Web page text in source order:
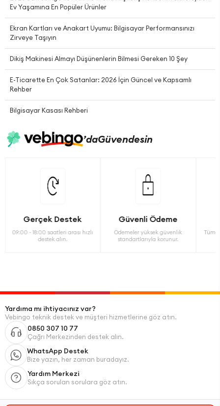
Ev Yaşamına En Popüler Ürünler
Ekran Kartları ve Anakart Uyumu: Bilgisayar Performansınızı
Zirveye Taşıyın
Dikiş Makinesi Almayı Düşünenlerin Bilmesi Gereken 10 Şey
E-Ticarette En Çok Satanlar: 2026 İçin Güncel ve Kapsamlı
Rehber
Bilgisayar Kasası Rehberi
’daGüvendesin
Gerçek Destek
09:00 - 18:00 saatleri arası hızlı
destek alın.
Güvenli Ödeme
Ödemeler yüksek güvenlik
standartlarıyla korunur.
Tüm
Yardıma mı ihtiyacınız var?
Vebingo teknik destek ve müşteri hizmetlerine göz atın.
0850 307 10 77
Çağrı Merkezinden destek alın.
WhatsApp Destek
Bize yazın, her zaman buradayız.
Yardım Merkezi
Sıkça sorulan sorulara göz atın.